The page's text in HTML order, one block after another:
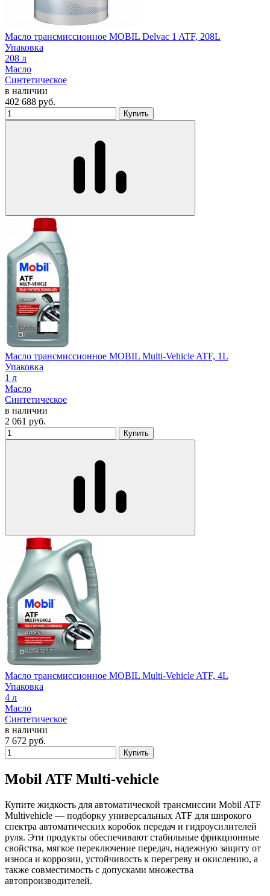
Масло трансмиссионное MOBIL Delvac 1 ATF, 208L
Упаковка
208 л
Масло
Синтетическое
в наличии
402 688 руб.
Купить
Масло трансмиссионное MOBIL Multi-Vehicle ATF, 1L
Упаковка
1 л
Масло
Синтетическое
в наличии
2 061 руб.
Купить
Масло трансмиссионное MOBIL Multi-Vehicle ATF, 4L
Упаковка
4 л
Масло
Синтетическое
в наличии
7 672 руб.
Купить
Mobil ATF Multi-vehicle
Купите жидкость для автоматической трансмиссии Mobil ATF
Multivehicle — подборку универсальных ATF для широкого
спектра автоматических коробок передач и гидроусилителей
руля. Эти продукты обеспечивают стабильные фрикционные
свойства, мягкое переключение передач, надежную защиту от
износа и коррозии, устойчивость к перегреву и окислению, а
также совместимость с допусками множества
автопроизводителей.